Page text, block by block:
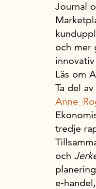
Journal
och mer
Läs om
Ta del
tredje
och
e-